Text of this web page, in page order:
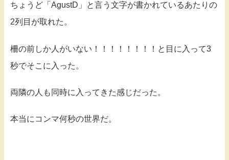
ちょうど「AgustD」と言う文字が書かれているあたりの
2列目が取れた。
柵の前しか人がいない！！！！！！！！と目に入って3
秒でそこに入った。
両隣の人も同時に入ってきた感じだった。
本当にコンマ何秒の世界だ。